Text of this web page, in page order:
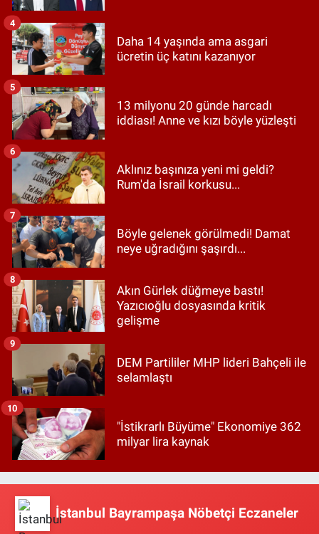
Daha 14 yaşında ama asgari
ücretin üç katını kazanıyor
4
13 milyonu 20 günde harcadı
iddiası! Anne ve kızı böyle yüzleşti
5
Aklınız başınıza yeni mi geldi?
Rum'da İsrail korkusu...
6
Böyle gelenek görülmedi! Damat
neye uğradığını şaşırdı...
7
Akın Gürlek düğmeye bastı!
Yazıcıoğlu dosyasında kritik
gelişme
8
DEM Partililer MHP lideri Bahçeli ile
selamlaştı
9
"İstikrarlı Büyüme" Ekonomiye 362
milyar lira kaynak
10
İstanbul Bayrampaşa Nöbetçi Eczaneler